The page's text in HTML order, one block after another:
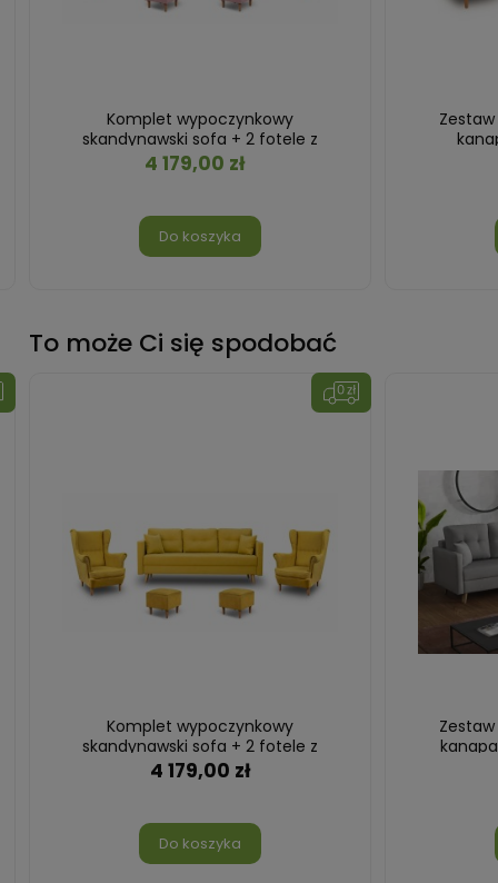
Komplet wypoczynkowy
skandynawski sofa + 2 fotele z
podnóżkami Różowy
4 179,00 zł
Do koszyka
To może Ci się spodobać
Komplet wypoczynkowy
skandynawski sofa + 2 fotele z
podnóżkami Żółty
4 179,00 zł
Do koszyka